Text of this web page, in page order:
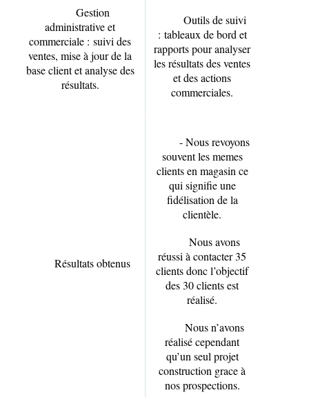
Gestion
administrative et
commerciale : suivi des
ventes, mise à jour de la
base client et analyse des
résultats.
Outils de suivi
: tableaux de bord et
rapports pour analyser
les résultats des ventes
et des actions
commerciales.
Résultats obtenus
- Nous revoyons
souvent les memes
clients en magasin ce
qui signifie une
fidélisation de la
clientèle.
Nous avons
réussi à contacter 35
clients donc l’objectif
des 30 clients est
réalisé.
Nous n’avons
réalisé cependant
qu’un seul projet
construction grace à
nos prospections.